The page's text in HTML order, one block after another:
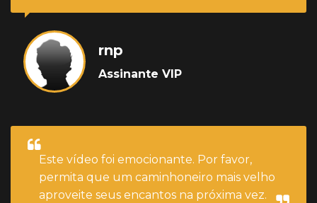
rnp
Assinante VIP
Este vídeo foi emocionante. Por favor,
permita que um caminhoneiro mais velho
aproveite seus encantos na próxima vez.